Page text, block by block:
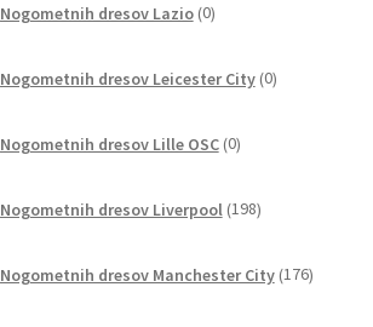
Nogometnih dresov Lazio 0izdelkov
Nogometnih dresov Leicester City 0izdelkov
Nogometnih dresov Lille OSC 0izdelkov
Nogometnih dresov Liverpool 198izdelkov
Nogometnih dresov Manchester City 176izdelkov